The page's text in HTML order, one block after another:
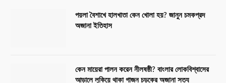
পয়লা বৈশাখে হালখাতা কেন খোলা হয়? জানুন চমকপ্রদ
অজানা ইতিহাস
কেন মায়েরা পালন করেন নীলষষ্ঠী? বাংলার লোকবিশ্বাসের
আড়ালে লুকিয়ে থাকা গাজন চড়কের অজানা সত্য